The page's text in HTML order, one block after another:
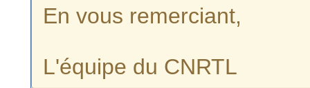
En vous remerciant,
L'équipe du CNRTL